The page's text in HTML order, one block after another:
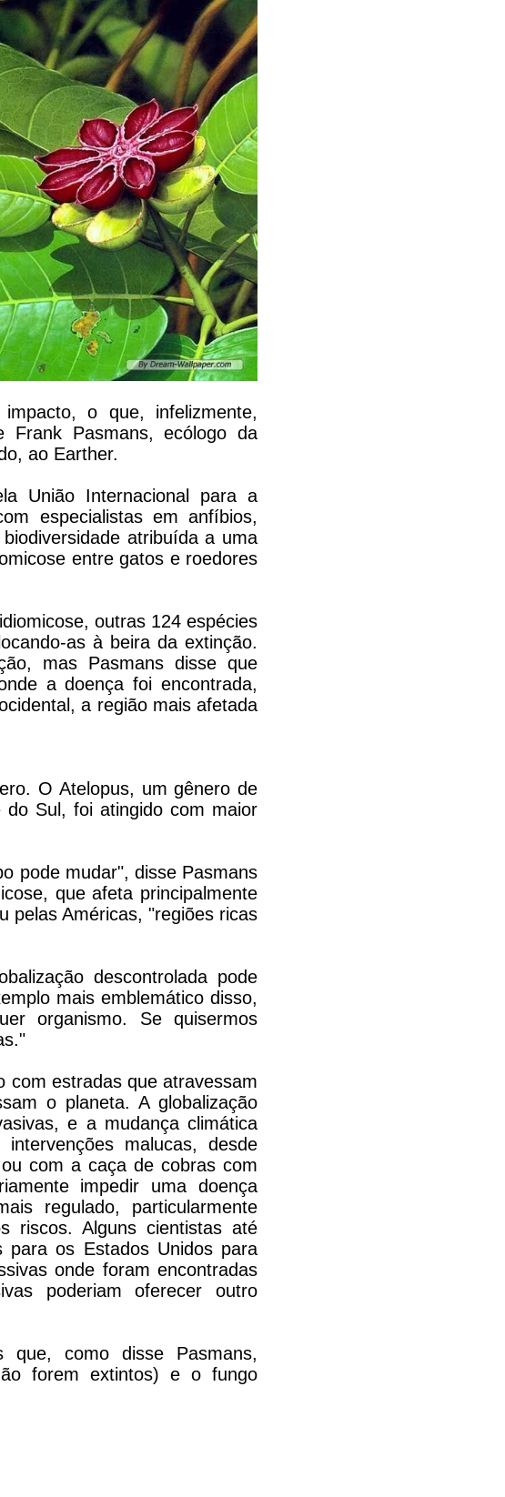
o que, infelizmente,
Frank Pasmans, ecólogo da
ao Earther.
União Internacional para a
especialistas em anfíbios,
atribuída a uma
entre gatos e roedores
outras 124 espécies
as à beira da extinção.
mas Pasmans disse que
a doença foi encontrada,
a região mais afetada
O Atelopus, um gênero de
do Sul, foi atingido com maior
pode mudar", disse Pasmans
que afeta principalmente
pelas Américas, "regiões ricas
descontrolada pode
mais emblemático disso,
organismo. Se quisermos
com estradas que atravessam
o planeta. A globalização
e a mudança climática
malucas, desde
com a caça de cobras com
impedir uma doença
regulado, particularmente
riscos. Alguns cientistas até
os Estados Unidos para
onde foram encontradas
poderiam oferecer outro
que, como disse Pasmans,
forem extintos) e o fungo